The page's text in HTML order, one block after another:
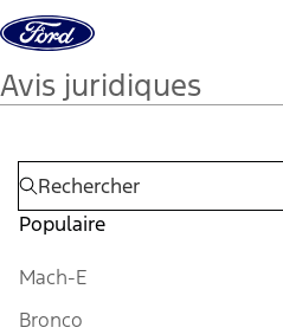
Aller au contenu
Avis juridiques
Populaire
Mach-E
Bronco